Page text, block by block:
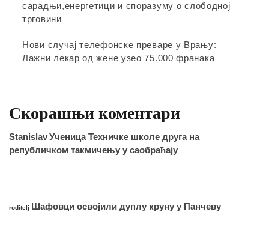
сарадњи,енергетици и споразуму о слободној
трговини
Нови случај телефонске преваре у Врању:
Лажни лекар од жене узео 75.000 франака
Скорашњи коментари
StanislavУченица Техничке школе друга на
републичком такмичењу у саобраћају
roditelj Шафовци освојили дуплу круну у Панчеву